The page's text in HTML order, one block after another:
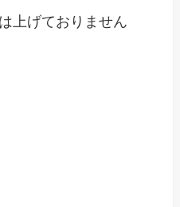
上げておりません